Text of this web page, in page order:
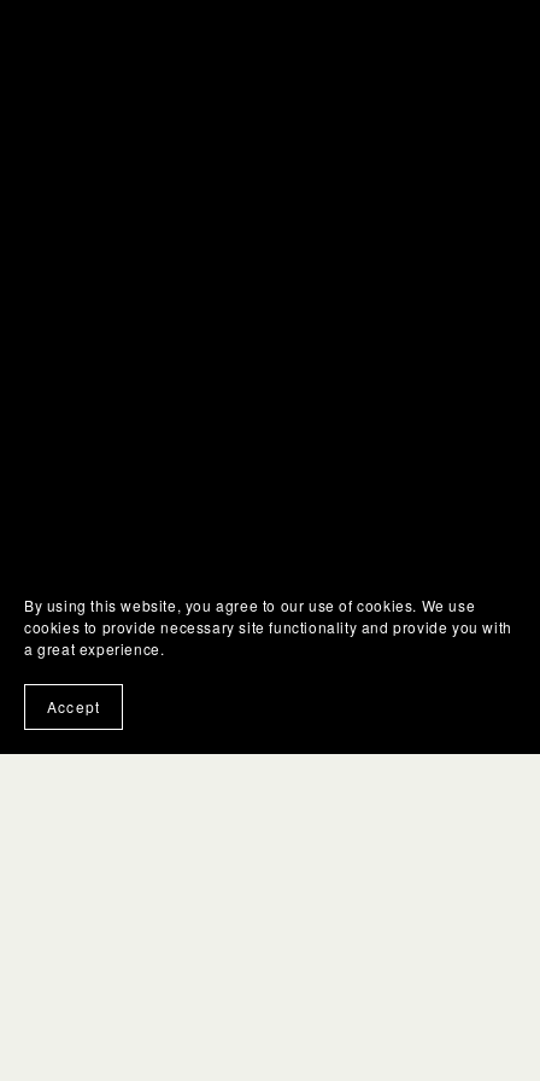
By using this website, you agree to our use of cookies. We use
cookies to provide necessary site functionality and provide you with
a great experience.
Accept